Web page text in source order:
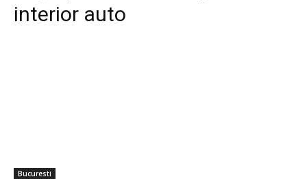
interior auto
Bucuresti